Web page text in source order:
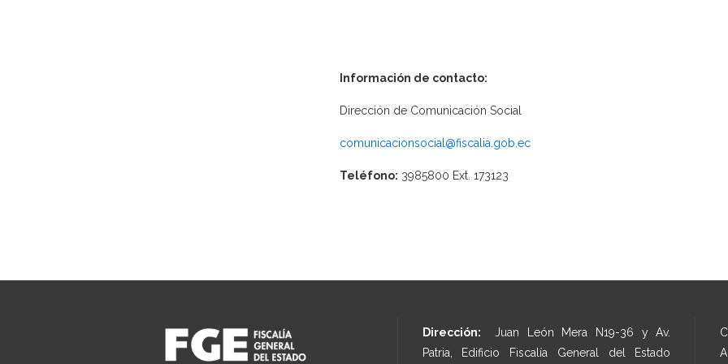
Información de contacto:
Dirección de Comunicación Social
comunicacionsocial@fiscalia.gob.ec
Teléfono: 3985800 Ext. 173123
Dirección: Juan León Mera N19-36 y Av.
Patria, Edificio Fiscalía General del Estado